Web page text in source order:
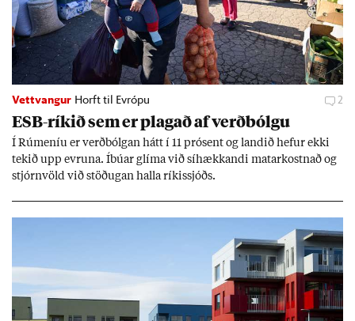
Vettvangur Horft til Evrópu 2
ESB-rík­ið sem er plag­að af verð­bólgu
Í Rúm­en­íu er verð­bólg­an hátt í 11 pró­sent og land­ið hef­ur ekki
tek­ið upp evr­una. Íbú­ar glíma við sí­hækk­andi mat­ar­kostn­að og
stjórn­völd við stöð­ug­an halla rík­is­sjóðs.